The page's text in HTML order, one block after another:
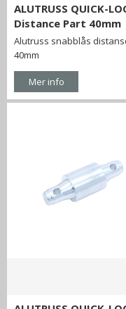
ALUTRUSS QUICK-
Distance Part 40mm
Alutruss snabblås
40mm
Mer info